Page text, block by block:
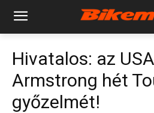
Hivatalos: az
Armstrong hét
győzelmét!